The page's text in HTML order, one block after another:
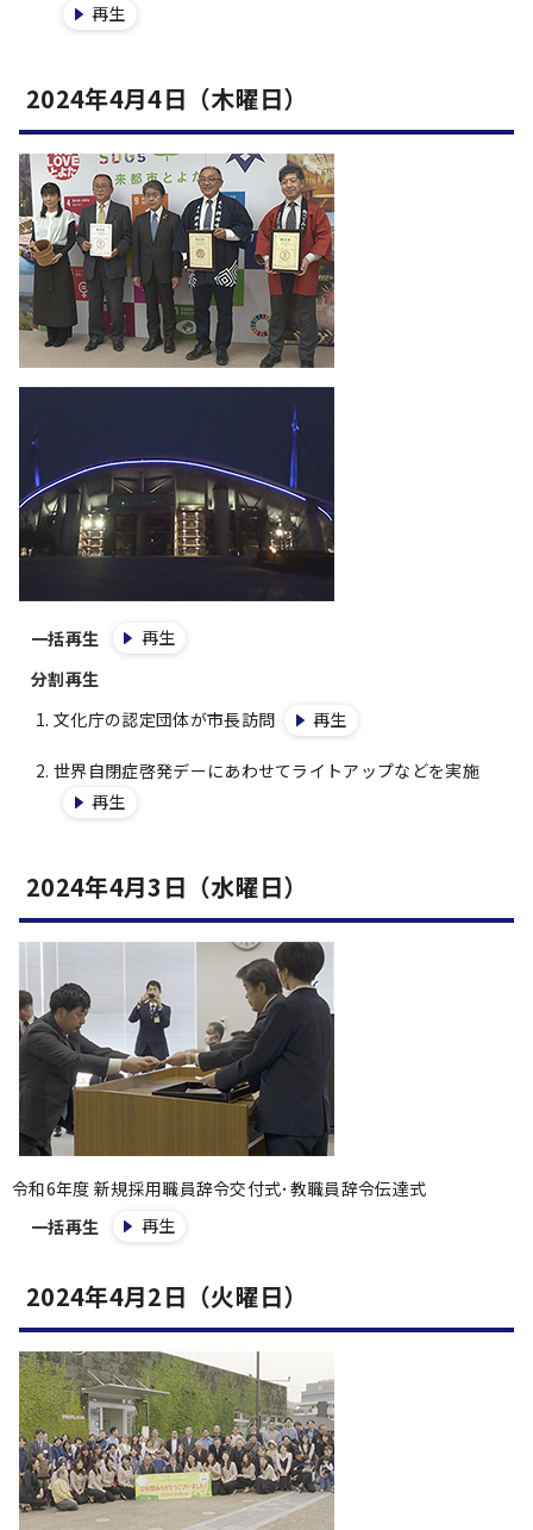
再生
2024年4月4日（木曜日）
一括再生
再生
分割再生
文化庁の認定団体が市長訪問
再生
世界自閉症啓発デーにあわせてライトアップなどを実施
再生
2024年4月3日（水曜日）
令和6年度 新規採用職員辞令交付式･教職員辞令伝達式
一括再生
再生
2024年4月2日（火曜日）